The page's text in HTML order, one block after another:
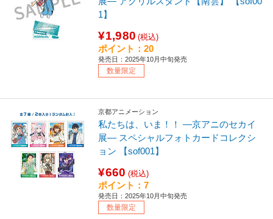
1】
¥1,980 (税込)
ポイント：20
発売日：2025年10月中旬発売
数量限定
京都アニメーション
私たちは、いま！！ ―京アニのセカイ
展― スペシャルフォトカードコレクシ
ョン 【sof001】
¥660 (税込)
ポイント：7
発売日：2025年10月中旬発売
数量限定